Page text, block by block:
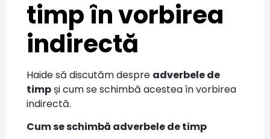
timp în vorbirea
indirectă
Haide să discutăm despre adverbele de
timpși cum se schimbă acestea în vorbirea
indirectă.
Cum se schimbă adverbele de timp